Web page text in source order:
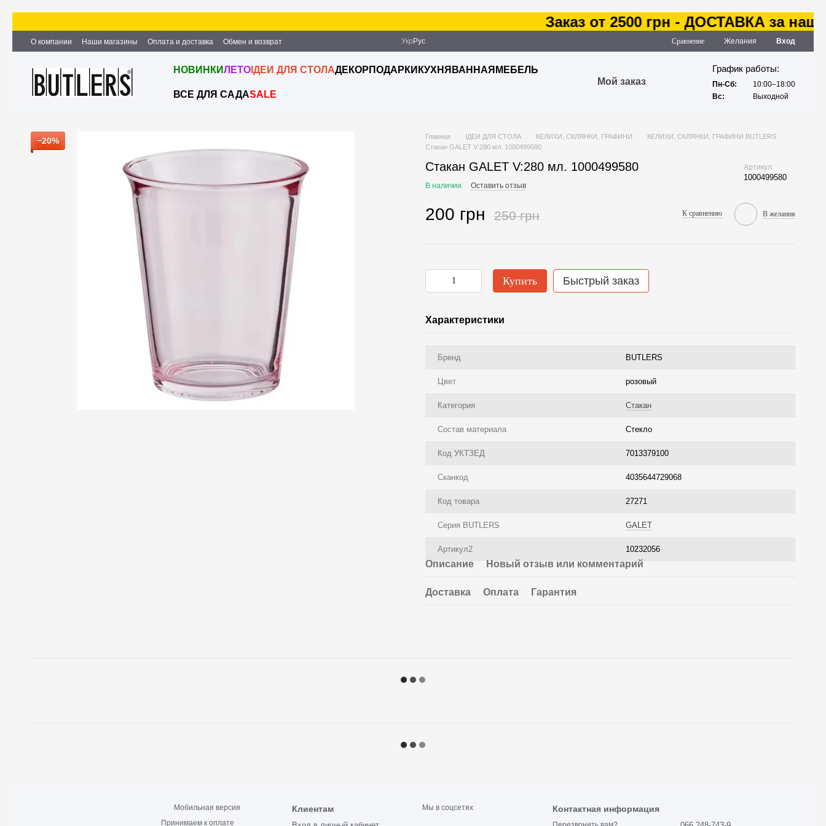
Заказ от 2500 грн - ДОСТАВКА за наш
О компании Наши магазины Оплата и доставка
Обмен и возврат
Партнёрство и сотрудничество
Вакансии Контактная информация
Укр Рус Сравнение Желания Вход
НОВИНКИЛЕТО ІДЕИ ДЛЯ СТОЛАДЕКОР ПОДАРКИ КУХНЯ ВАННАЯ МЕБЕЛЬ
ВСЕ ДЛЯ САДАSALE
Мой заказ
График работы:
Пн-Сб:
10:00–18:00
Вс:
Выходной
−20% Главная ІДЕИ ДЛЯ СТОЛА КЕЛИХИ, СКЛЯНКИ, ГРАФИНИ
КЕЛИХИ, СКЛЯНКИ, ГРАФИНИ BUTLERS
Стакан GALET V:280 мл. 1000499580
Стакан GALET V:280 мл. 1000499580 Артикул
1000499580
В наличии Оставить отзыв
200 грн 250 грн К сравнению В желания
Купить Быстрый заказ
Характеристики
Бренд BUTLERS
Цвет розовый
Категория Стакан
Состав материала Стекло
Код УКТЗЕД 7013379100
Сканкод 4035644729068
Код товара 27271
Серия BUTLERS GALET
Артикул2 10232056
Описание Новый отзыв или комментарий
Доставка Оплата Гарантия
Мобильная версия
Принимаем к оплате
Клиентам Мы в соцсетях Контактная информация